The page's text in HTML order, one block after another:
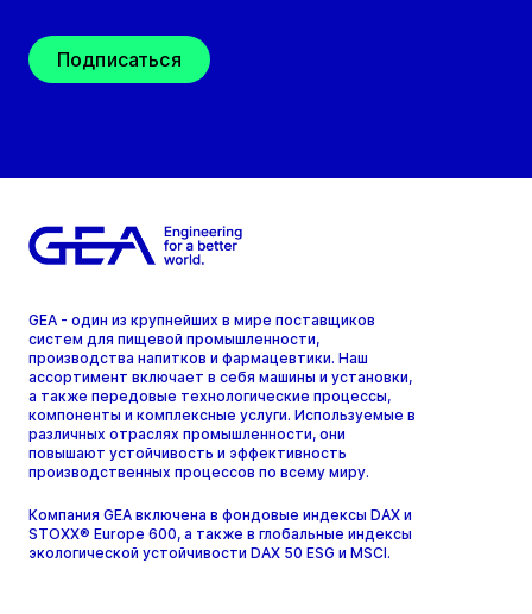
Подписаться
GEA - один из крупнейших в мире поставщиков
систем для пищевой промышленности,
производства напитков и фармацевтики. Наш
ассортимент включает в себя машины и установки,
а также передовые технологические процессы,
компоненты и комплексные услуги. Используемые в
различных отраслях промышленности, они
повышают устойчивость и эффективность
производственных процессов по всему миру.
Компания GEA включена в фондовые индексы DAX и
STOXX® Europe 600, а также в глобальные индексы
экологической устойчивости DAX 50 ESG и MSCI.